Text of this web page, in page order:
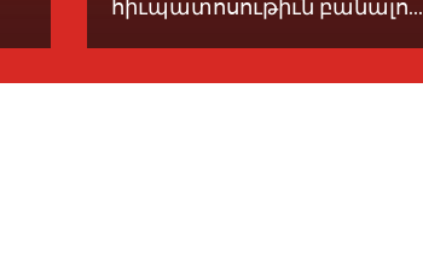
հիւպատոսութիւն բանալո...